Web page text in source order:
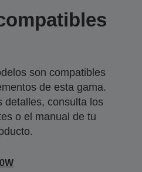
son compatibles
de esta gama.
detalles, consulta los
o el manual de tu